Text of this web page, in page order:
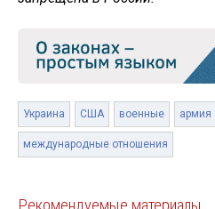
Украина США военные армия
международные отношения